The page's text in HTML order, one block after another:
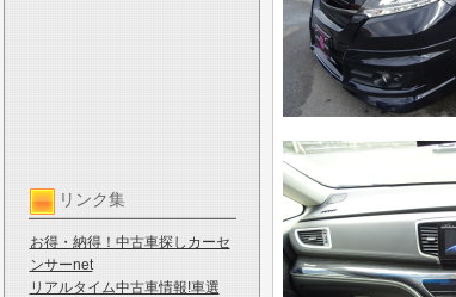
リンク集
お得・納得！中古車探しカーセ
ンサーnet
リアルタイム中古車情報!車選